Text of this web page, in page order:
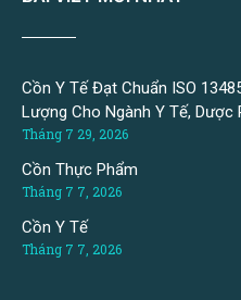
Cồn Y Tế Đạt Chuẩn ISO
Lượng Cho Ngành Y Tế, Dược
Tháng 7 29, 2026
Cồn Thực Phẩm
Tháng 7 7, 2026
Cồn Y Tế
Tháng 7 7, 2026